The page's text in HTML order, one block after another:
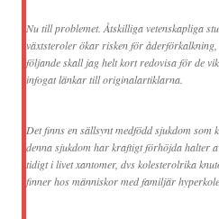
Nu till problemet. Åtskilliga vetenskapliga
växtsteroler ökar risken för
följande skall jag helt kort redovisa för de
infogat länkar till originalartiklarna.
Det finns en sällsynt medfödd sjukdom som
denna sjukdom har kraftigt förhöjda halter
tidigt i livet xantomer, dvs kolesterolrika
finner hos människor med familjär